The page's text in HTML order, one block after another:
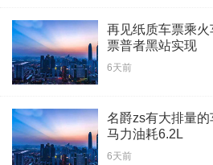
再见纸质车票乘
票普者黑站实现
6天前
名爵zs有大排量
马力油耗6.2L
6天前